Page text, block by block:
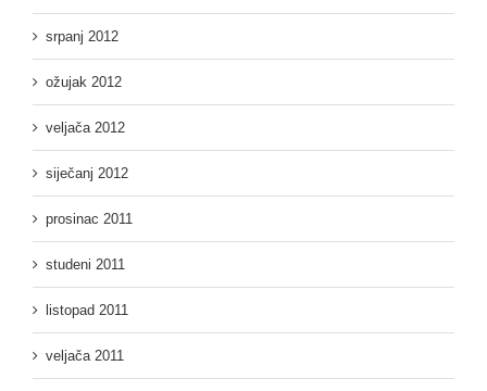
srpanj 2012
ožujak 2012
veljača 2012
siječanj 2012
prosinac 2011
studeni 2011
listopad 2011
veljača 2011